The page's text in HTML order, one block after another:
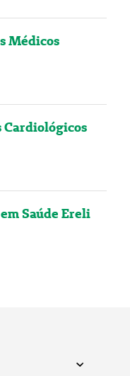
Médicos
Cardiológicos
Saúde Ereli